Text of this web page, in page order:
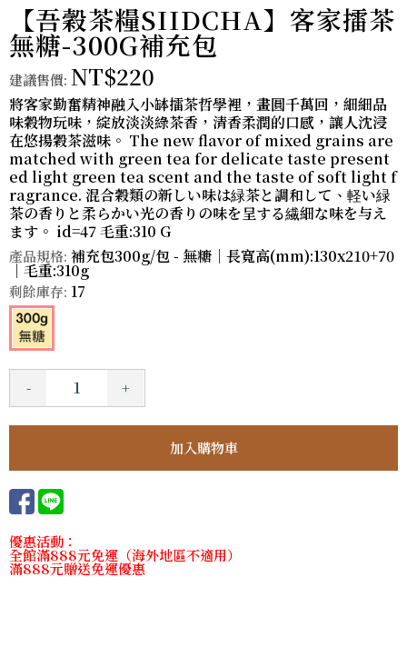
【吾穀茶糧SIIDCHA】客家擂茶
無糖-300G補充包
建議售價: NT$220
將客家勤奮精神融入小缽擂茶哲學裡，畫圓千萬回，細細品
味穀物玩味，綻放淡淡綠茶香，清香柔潤的口感，讓人沈浸
在悠揚穀茶滋味。 The new flavor of mixed grains are
matched with green tea for delicate taste present
ed light green tea scent and the taste of soft light f
ragrance. 混合穀類の新しい味は緑茶と調和して、軽い緑
茶の香りと柔らかい光の香りの味を呈する繊細な味を与え
ます。 id=47 毛重:310 G
產品規格: 補充包300g/包 - 無糖｜長寬高(mm):130x210+70
｜毛重:310g
剩餘庫存: 17
- +
優惠活動：
全館滿888元免運（海外地區不適用）
滿888元贈送免運優惠